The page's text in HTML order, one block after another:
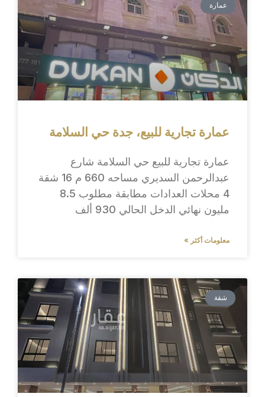
عمارة
عمارة تجارية للبيع، جدة حي السلامة
عمارة تجارية للبيع حي السلامة شارع
عبدالرحمن السديري مساحه 660 م 16 شقة
4 محلات العدادات مطابقة مطلوب 8.5
مليون نهائي الدخل الحالي 930 ألف
معلومات أكثر »
شقة